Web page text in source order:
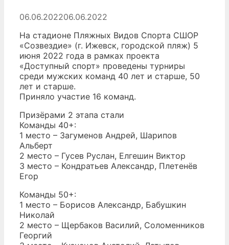
06.06.202206.06.2022
На стадионе Пляжных Видов Спорта СШОР
«Созвездие» (г. Ижевск, городской пляж) 5
июня 2022 года в рамках проекта
«Доступный спорт» проведены турниры
среди мужских команд 40 лет и старше, 50
лет и старше.
Приняло участие 16 команд.
Призёрами 2 этапа стали
Команды 40+:
1 место – Загуменов Андрей, Шарипов
Альберт
2 место – Гусев Руслан, Елгешин Виктор
3 место – Кондратьев Александр, Плетенёв
Егор
Команды 50+:
1 место – Борисов Александр, Бабушкин
Николай
2 место – Щербаков Василий, Соломенников
Георгий